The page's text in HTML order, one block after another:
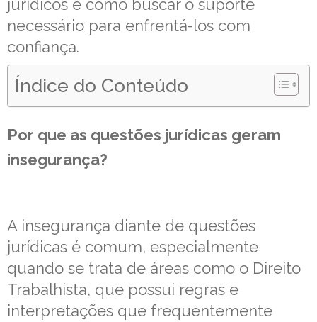
jurídicos e como buscar o suporte
necessário para enfrentá-los com
confiança.
Índice do Conteúdo
Por que as questões jurídicas geram
insegurança?
A insegurança diante de questões
jurídicas é comum, especialmente
quando se trata de áreas como o Direito
Trabalhista, que possui regras e
interpretações que frequentemente